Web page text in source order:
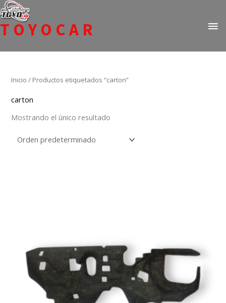
Ir
al
contenido
TOYOCAR
Inicio / Productos etiquetados “carton”
carton
Mostrando el único resultado